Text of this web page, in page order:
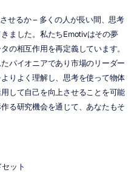
せるか – 多くの人が長い間、思考
ました。私たちEmotivはその夢
の相互作用を再定義しています。
パイオニアであり市場のリーダー
りよく理解し、思考を使って物体
して自己を向上させることを可能
る研究機会を通じて、あなたもそ
ット